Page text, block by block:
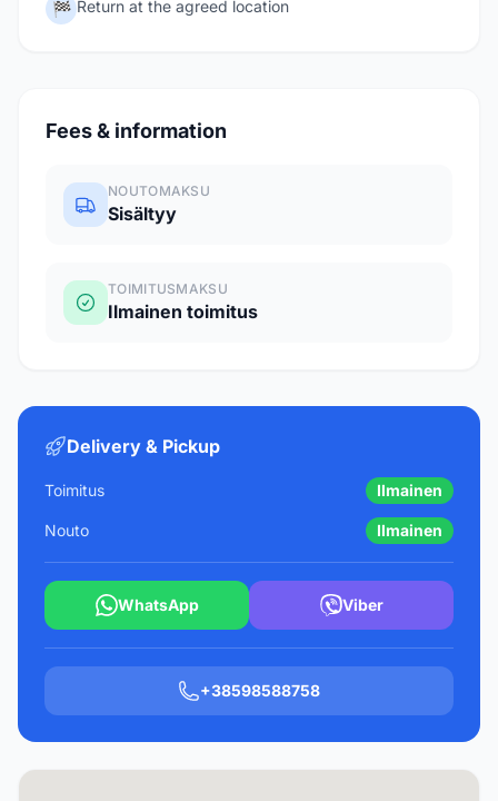
🏁 Return at the agreed location
Fees & information
NOUTOMAKSU
Sisältyy
TOIMITUSMAKSU
Ilmainen toimitus
Delivery & Pickup
Toimitus Ilmainen
Nouto Ilmainen
WhatsApp Viber
+38598588758